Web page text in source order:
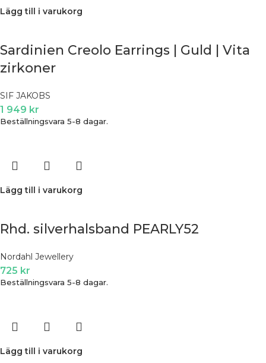
Lägg till i varukorg
Sardinien Creolo Earrings | Guld | Vita
zirkoner
SIF JAKOBS
1 949 kr
Beställningsvara 5-8 dagar.
Lägg till i varukorg
Rhd. silverhalsband PEARLY52
Nordahl Jewellery
725 kr
Beställningsvara 5-8 dagar.
Lägg till i varukorg